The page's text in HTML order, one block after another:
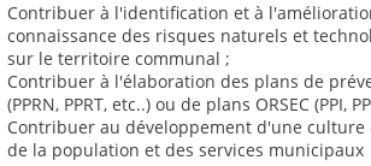
Contribuer à l'identification et à
connaissance des risques naturels et
sur le territoire communal ;
Contribuer à l'élaboration des plans de
(PPRN, PPRT, etc..) ou de plans ORSEC (PPI,
Contribuer au développement d'une
de la population et des services municipaux